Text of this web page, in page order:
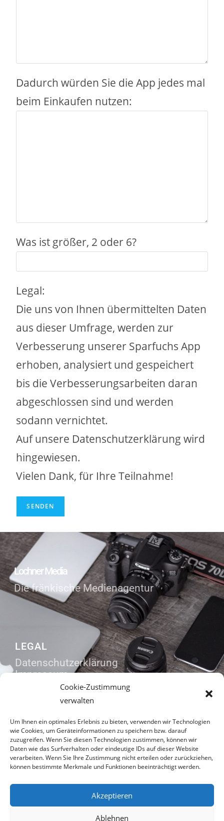
Cookie-Zustimmung
verwalten
Um Ihnen ein optimales Erlebnis zu bieten, verwenden wir Technologien
wie Cookies, um Geräteinformationen zu speichern bzw. darauf
zuzugreifen. Wenn Sie diesen Technologien zustimmen, können wir
Daten wie das Surfverhalten oder eindeutige IDs auf dieser Website
verarbeiten. Wenn Sie Ihre Zustimmung nicht erteilen oder zurückziehen,
können bestimmte Merkmale und Funktionen beeinträchtigt werden.
Akzeptieren
Ablehnen
Dadurch würden Sie die App jedes mal
beim Einkaufen nutzen:
Was ist größer, 2 oder 6?
Legal:
Die uns von Ihnen übermittelten Daten
aus dieser Umfrage, werden zur
Verbesserung unserer Sparfuchs App
erhoben, analysiert und gespeichert
bis die Verbesserungsarbeiten daran
abgeschlossen sind und werden
sodann vernichtet.
Auf unsere Datenschutzerklärung wird
hingewiesen.
Vielen Dank, für Ihre Teilnahme!
Rosengasse 7
91320 Ebermannstadt
09194 722415
LEGAL
Datenschutzerklärung
Impressum
Lochner Media
Die fränkische Medienagentur